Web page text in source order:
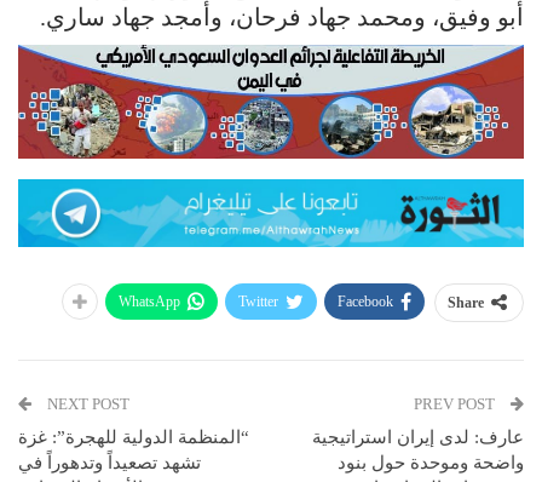
أبو وفيق، ومحمد جهاد فرحان، وأمجد جهاد ساري.
Share
Facebook
Twitter
WhatsApp
عارف: لدى إيران استراتيجية
واضحة وموحدة حول بنود
NEXT POST
“المنظمة الدولية للهجرة”: غزة
تشهد تصعيداً وتدهوراً في